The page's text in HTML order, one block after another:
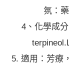
氛：
4、化學成
5. 適用：芳療